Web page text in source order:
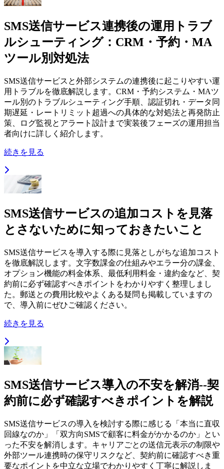
SMS送信サービス連携後の運用トラブ
ルシューティング：CRM・予約・MA
ツール別対処法
SMS送信サービスと外部システムの連携後に起こりやすい運
用トラブルを徹底解説します。CRM・予約システム・MAツ
ール別のトラブルシューティング手順、認証切れ・データ同
期遅延・レートリミット超過への具体的な対処法と再発防止
策、ログ監視とアラート設計まで実装後フェーズの運用担当
者向けに詳しく紹介します。
続きを見る
SMS送信サービスの追加コストを見落
とさないために知っておきたいこと
SMS送信サービスを導入する際に見落としがちな追加コスト
を徹底解説します。文字数課金の仕組みやエラー分の課金、
オプション機能の料金体系、最低利用料金・違約金など、契
約前に必ず確認すべきポイントをわかりやすく整理しまし
た。郵送との費用比較やよくある疑問も掲載していますの
で、導入前にぜひご確認ください。
続きを見る
SMS送信サービス導入の不安を解消--契
約前に必ず確認すべきポイントを解説
SMS送信サービスの導入を検討する際に感じる「本当に直収
回線なのか」「双方向SMSで顧客に料金がかかるのか」とい
った不安を解消します。キャリアごとの送信元表示の制限や
外部ツール連携時の保守リスクなど、契約前に確認すべき重
要なポイントを中立な立場でわかりやすく丁寧に解説しま